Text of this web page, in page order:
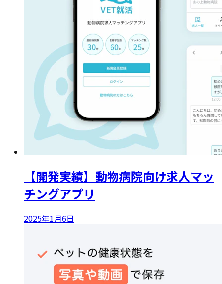
【開発実績】動物病院向け求人マッ
チングアプリ
2025年1月6日